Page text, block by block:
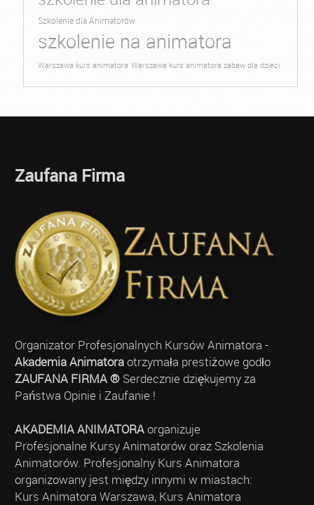
Szkolenie dla Animatorów
szkolenie na animatora
Warszawa kurs animatora Warszawa kurs animatora zabaw dla dzieci
Zaufana Firma
Organizator Profesjonalnych Kursów Animatora -
Akademia Animatoraotrzymała prestiżowe godło
ZAUFANA FIRMA ®Serdecznie dziękujemy za
Państwa Opinie i Zaufanie !
AKADEMIA ANIMATORAorganizuje
Profesjonalne Kursy Animatorów oraz Szkolenia
Animatorów. Profesjonalny Kurs Animatora
organizowany jest między innymi w miastach:
Kurs Animatora Warszawa, Kurs Animatora